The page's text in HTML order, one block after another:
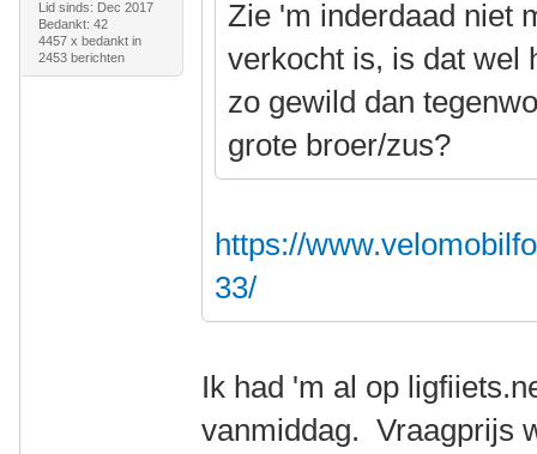
Lid sinds: Dec 2017
Bedankt: 42
4457 x bedankt in
2453 berichten
Zie 'm inderdaad niet
verkocht is, is dat wel
zo gewild dan
grote broer/zus?
https://
33/
Ik had 'm al op
vanmiddag. Vraagprijs